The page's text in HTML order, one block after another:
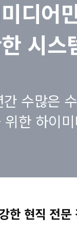
디어
시스
수많은
위한 하이
한 현직 전문